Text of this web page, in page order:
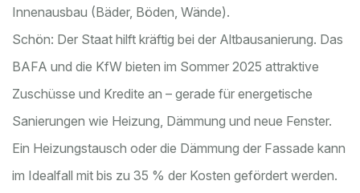
Innenausbau (Bäder, Böden, Wände).
Schön: Der Staat hilft kräftig bei der Altbausanierung. Das
BAFA und die KfW bieten im Sommer 2025 attraktive
Zuschüsse und Kredite an – gerade für energetische
Sanierungen wie Heizung, Dämmung und neue Fenster.
Ein Heizungstausch oder die Dämmung der Fassade kann
im Idealfall mit bis zu 35 % der Kosten gefördert werden.